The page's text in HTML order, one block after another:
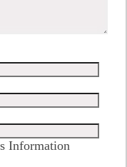
Information